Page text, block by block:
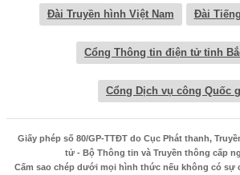
Đài Truyền hình Việt Nam Đài
Cổng Thông tin điện tử tỉnh
Cổng Dịch vụ công Quốc
Giấy phép số 80/GP-TTĐT do Cục Phát thanh,
tử - Bộ Thông tin và Truyền thông cấp
Cấm sao chép dưới mọi hình thức nếu không có sự